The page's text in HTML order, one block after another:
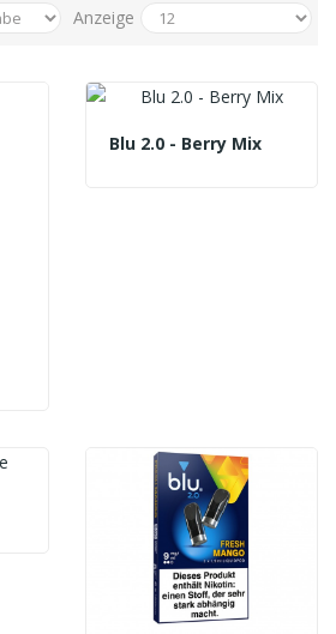
Anzeige
Blu 2.0 - Berry Mix